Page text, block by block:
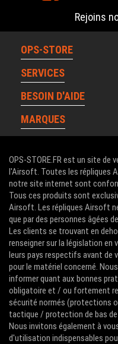
une solution simple,
gestion plus proche
HPA peut intéresser les
de la réactivité et une
PROTECTIONS
OPS Store référence
compléter la tenue du
holsters, ceintures,
transport et
d’équipement est
transporter ses
son setup au terrain.
Le choix d’un
l’esthétique. Il faut
compatibilité avec les
la solidité et l’usage
préférable en CQB,
complète pourra
Rejoins
OPS-STORE
SERVICES
BESOIN D'AIDE
MARQUES
OPS-STORE.FR est un site de
l'Airsoft. Toutes les répliques
notre site internet sont
Tous ces produits sont
Airsoft. Les répliques Airsoft
que par des personnes âgées
Les clients se trouvant en
renseigner sur la législation en
leurs pays respectifs avant de
pour le matériel concerné.
informer quant aux bonnes
obligatoire et / ou fortement
sécurité normés (protections
tactique / protection de bas
Nous invitons également à
d'utilisation indispensables